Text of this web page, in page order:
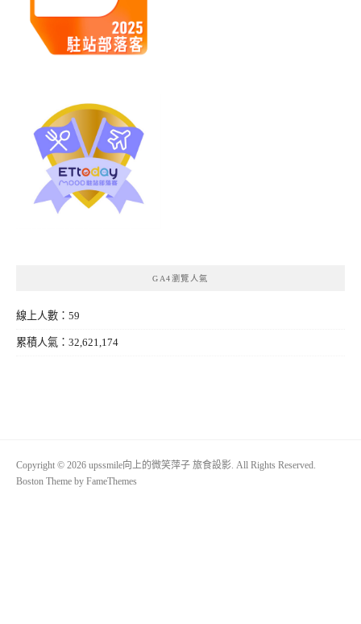
GA4瀏覽人氣
線上人數：59
累積人氣：32,621,174
Copyright © 2026 upssmile向上的微笑萍子 旅食設影. All Rights Reserved.
Boston Theme by FameThemes